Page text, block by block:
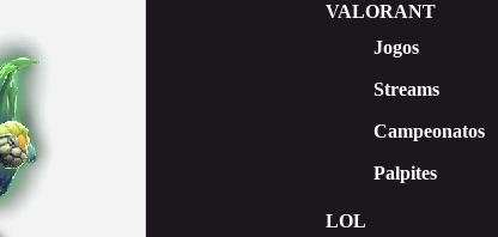
VALORANT
Jogos
Streams
Campeonatos
Palpites
LOL